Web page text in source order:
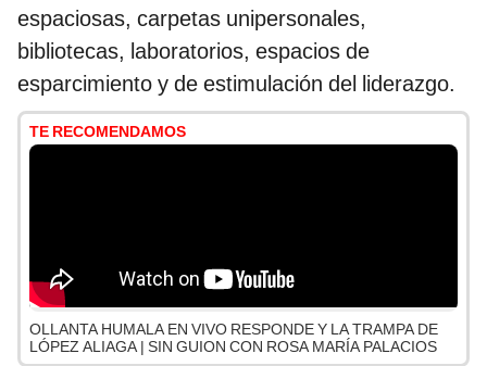
espaciosas, carpetas unipersonales,
bibliotecas, laboratorios, espacios de
esparcimiento y de estimulación del liderazgo.
TE RECOMENDAMOS
OLLANTA HUMALA EN VIVO RESPONDE Y LA TRAMPA DE
LÓPEZ ALIAGA | SIN GUION CON ROSA MARÍA PALACIOS